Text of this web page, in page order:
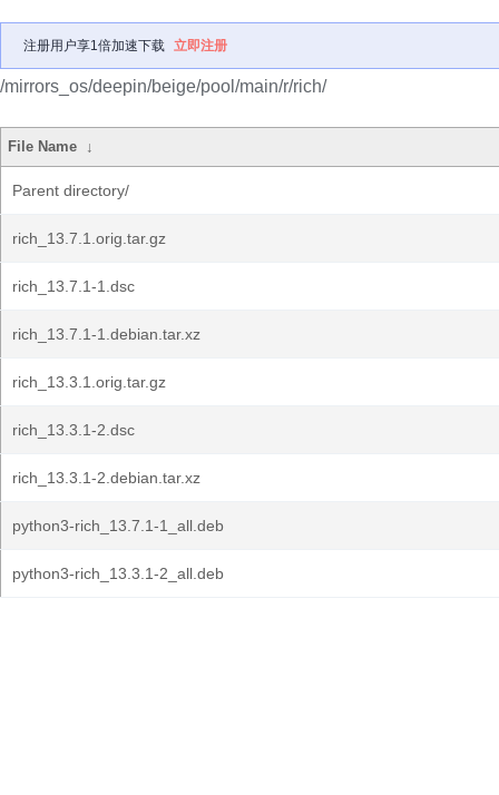
注册用户享1倍加速下载 立即注册
/mirrors_os/deepin/beige/pool/main/r/rich/
File Name ↓
Parent directory/
rich_13.7.1.orig.tar.gz
rich_13.7.1-1.dsc
rich_13.7.1-1.debian.tar.xz
rich_13.3.1.orig.tar.gz
rich_13.3.1-2.dsc
rich_13.3.1-2.debian.tar.xz
python3-rich_13.7.1-1_all.deb
python3-rich_13.3.1-2_all.deb